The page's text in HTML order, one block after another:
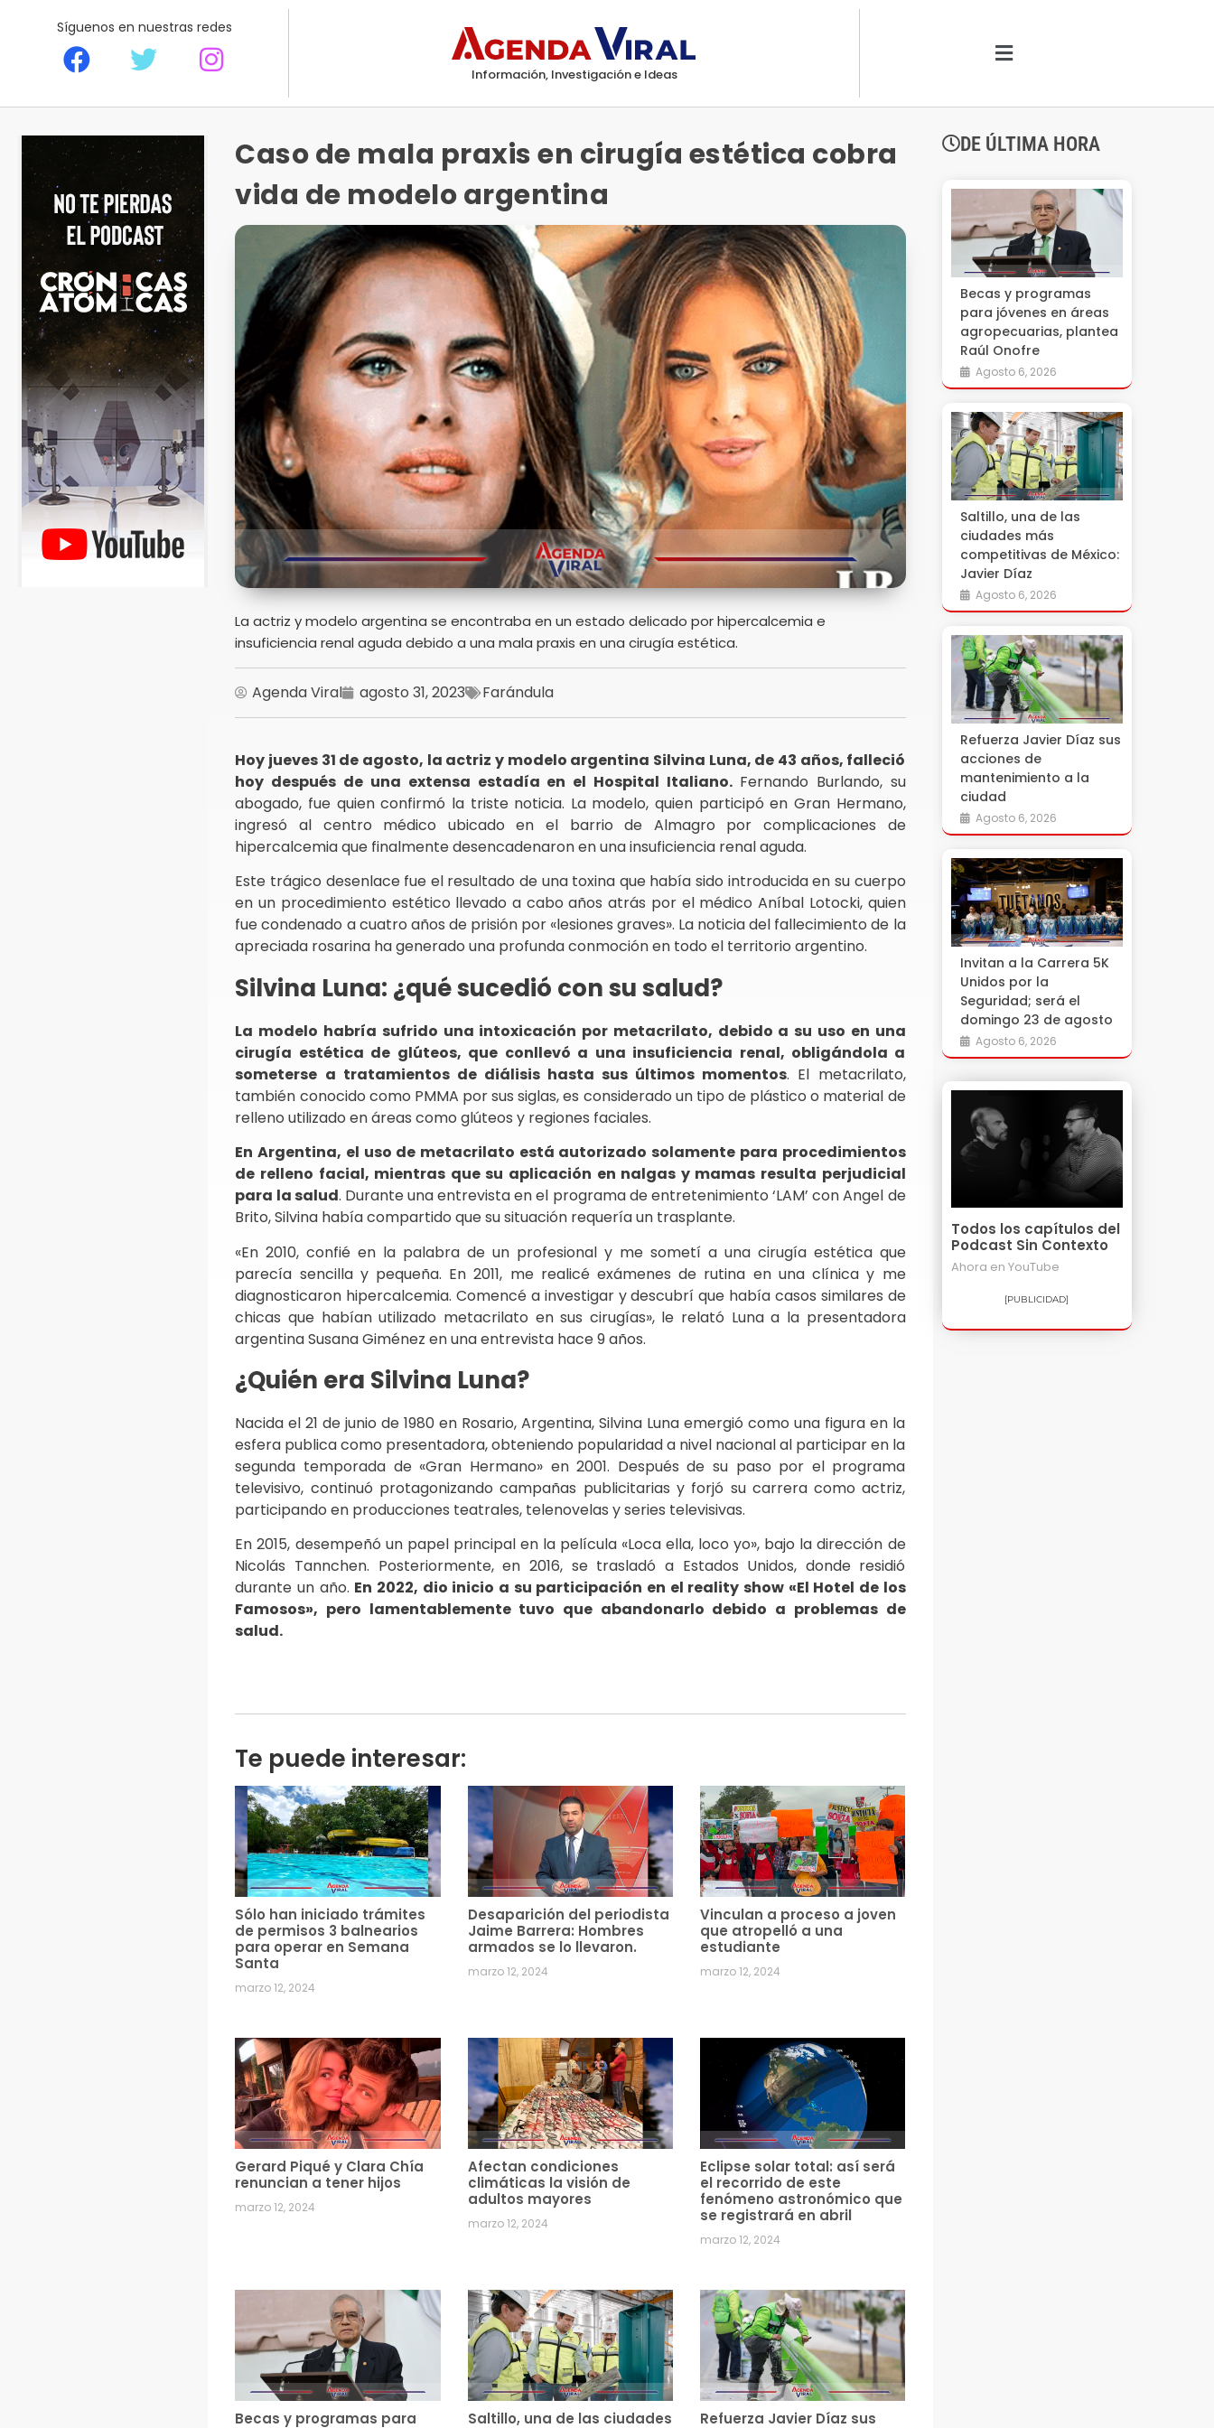
Síguenos en nuestras redes
Información, Investigación e Ideas
Caso de mala praxis en cirugía estética cobra
vida de modelo argentina
La actriz y modelo argentina se encontraba en un estado delicado por hipercalcemia e
insuficiencia renal aguda debido a una mala praxis en una cirugía estética.
Agenda Viral agosto 31, 2023 Farándula
Hoy jueves 31 de agosto, la actriz y modelo argentina Silvina Luna, de 43 años, falleció
hoy después de una extensa estadía en el Hospital Italiano. Fernando Burlando, su
abogado, fue quien confirmó la triste noticia. La modelo, quien participó en Gran Hermano,
ingresó al centro médico ubicado en el barrio de Almagro por complicaciones de
hipercalcemia que finalmente desencadenaron en una insuficiencia renal aguda.
Este trágico desenlace fue el resultado de una toxina que había sido introducida en su cuerpo
en un procedimiento estético llevado a cabo años atrás por el médico Aníbal Lotocki, quien
fue condenado a cuatro años de prisión por «lesiones graves». La noticia del fallecimiento de la
apreciada rosarina ha generado una profunda conmoción en todo el territorio argentino.
Silvina Luna: ¿qué sucedió con su salud?
La modelo habría sufrido una intoxicación por metacrilato, debido a su uso en una
cirugía estética de glúteos, que conllevó a una insuficiencia renal, obligándola a
someterse a tratamientos de diálisis hasta sus últimos momentos. El metacrilato,
también conocido como PMMA por sus siglas, es considerado un tipo de plástico o material de
relleno utilizado en áreas como glúteos y regiones faciales.
En Argentina, el uso de metacrilato está autorizado solamente para procedimientos
de relleno facial, mientras que su aplicación en nalgas y mamas resulta perjudicial
para la salud. Durante una entrevista en el programa de entretenimiento ‘LAM’ con Angel de
Brito, Silvina había compartido que su situación requería un trasplante.
«En 2010, confié en la palabra de un profesional y me sometí a una cirugía estética que
parecía sencilla y pequeña. En 2011, me realicé exámenes de rutina en una clínica y me
diagnosticaron hipercalcemia. Comencé a investigar y descubrí que había casos similares de
chicas que habían utilizado metacrilato en sus cirugías», le relató Luna a la presentadora
argentina Susana Giménez en una entrevista hace 9 años.
¿Quién era Silvina Luna?
Nacida el 21 de junio de 1980 en Rosario, Argentina, Silvina Luna emergió como una figura en la
esfera publica como presentadora, obteniendo popularidad a nivel nacional al participar en la
segunda temporada de «Gran Hermano» en 2001. Después de su paso por el programa
televisivo, continuó protagonizando campañas publicitarias y forjó su carrera como actriz,
participando en producciones teatrales, telenovelas y series televisivas.
En 2015, desempeñó un papel principal en la película «Loca ella, loco yo», bajo la dirección de
Nicolás Tannchen. Posteriormente, en 2016, se trasladó a Estados Unidos, donde residió
durante un año. En 2022, dio inicio a su participación en el reality show «El Hotel de los
Famosos», pero lamentablemente tuvo que abandonarlo debido a problemas de
salud.
Te puede interesar:
Sólo han iniciado trámites
de permisos 3 balnearios
para operar en Semana
Santa
marzo 12, 2024
Desaparición del periodista
Jaime Barrera: Hombres
armados se lo llevaron.
marzo 12, 2024
Vinculan a proceso a joven
que atropelló a una
estudiante
marzo 12, 2024
Gerard Piqué y Clara Chía
renuncian a tener hijos
marzo 12, 2024
Afectan condiciones
climáticas la visión de
adultos mayores
marzo 12, 2024
Eclipse solar total: así será
el recorrido de este
fenómeno astronómico que
se registrará en abril
marzo 12, 2024
Becas y programas para
Saltillo, una de las ciudades
Refuerza Javier Díaz sus
DE ÚLTIMA HORA
Becas y programas
para jóvenes en áreas
agropecuarias, plantea
Raúl Onofre
Agosto 6, 2026
Saltillo, una de las
ciudades más
competitivas de México:
Javier Díaz
Agosto 6, 2026
Refuerza Javier Díaz sus
acciones de
mantenimiento a la
ciudad
Agosto 6, 2026
Invitan a la Carrera 5K
Unidos por la
Seguridad; será el
domingo 23 de agosto
Agosto 6, 2026
Todos los capítulos del
Podcast Sin Contexto
Ahora en YouTube
[PUBLICIDAD]